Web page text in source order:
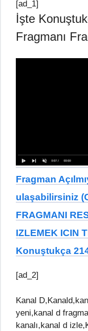
[ad_1]
İşte
Fragmanı
Fragman
ulaşabilirsiniz
FRAGMANI
IZLEMEK ICIN
Konuştukça
[ad_2]
Kanal
yeni,kanal d
kanalı,kanal d